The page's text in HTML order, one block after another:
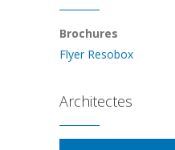
Brochures
Flyer Resobox
Architectes